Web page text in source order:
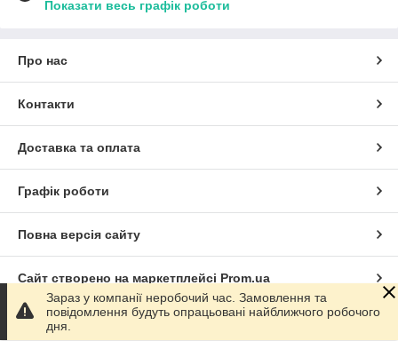
Показати весь графік роботи
Про нас
Контакти
Доставка та оплата
Графік роботи
Повна версія сайту
Сайт створено на маркетплейсі Prom.ua
Політика конфіденційності
Зараз у компанії неробочий час. Замовлення та
повідомлення будуть опрацьовані найближчого робочого
дня.